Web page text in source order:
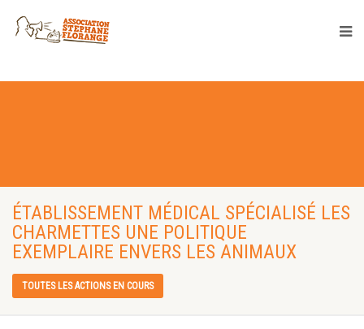
ÉTABLISSEMENT MÉDICAL SPÉCIALISÉ LES
CHARMETTES UNE POLITIQUE
EXEMPLAIRE ENVERS LES ANIMAUX
TOUTES LES ACTIONS EN COURS